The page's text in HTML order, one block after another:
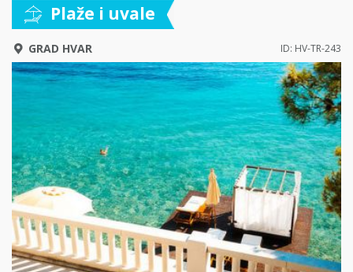
Plaže i uvale
GRAD HVAR ID: HV-TR-243